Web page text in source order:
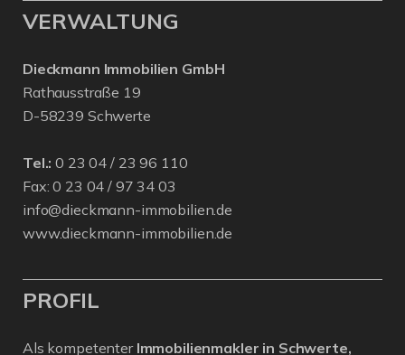
VERWALTUNG
Dieckmann Immobilien GmbH
Rathausstraße 19
D-58239 Schwerte
Tel.: 0 23 04 / 23 96 110
Fax: 0 23 04 / 97 34 03
info@dieckmann-immobilien.de
www.dieckmann-immobilien.de
PROFIL
Als kompetenter Immobilienmakler in Schwerte,